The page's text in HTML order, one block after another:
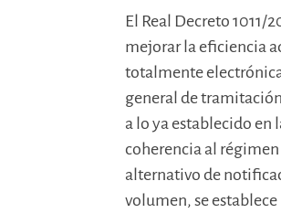
El Real Decreto 1011/
mejorar la eficiencia
totalmente
general de
a lo ya establecido en
coherencia al
alternativo de
volumen, se